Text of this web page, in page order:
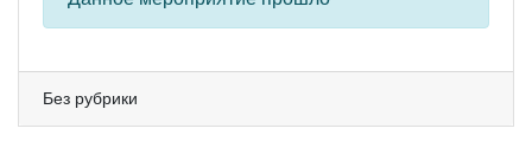
Без рубрики